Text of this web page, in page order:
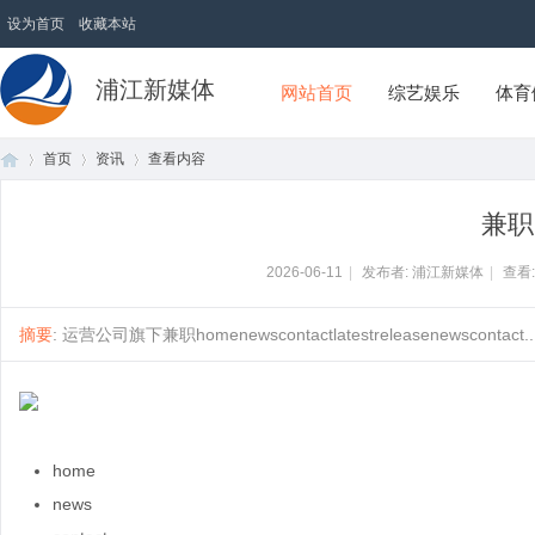
设为首页 收藏本站
浦江新媒体 网站首页 综艺娱乐 体
首页 资讯 查看内容
兼职
2026-06-11 发布者: 浦江新媒体 查
摘要: 运营公司旗下兼职
home
news